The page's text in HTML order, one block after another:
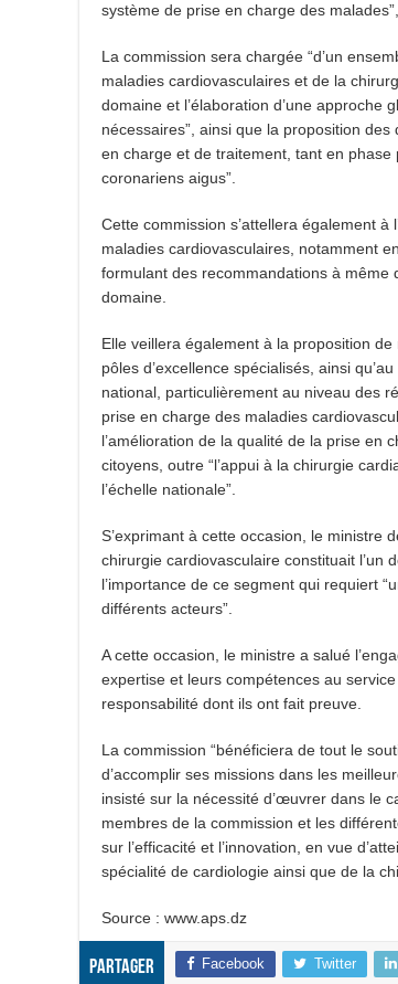
système de prise en charge des
La commission sera chargée “d’un
maladies cardiovasculaires et de la
domaine et l’élaboration d’une
nécessaires”, ainsi que la proposition
en charge et de traitement, tant en
coronariens aigus”.
Cette commission s’attellera également à
maladies cardiovasculaires, notamment
formulant des recommandations à
domaine.
Elle veillera également à la proposition
pôles d’excellence spécialisés, ainsi
national, particulièrement au niveau des
prise en charge des maladies
l’amélioration de la qualité de la prise en
citoyens, outre “l’appui à la chirurgie
l’échelle nationale”.
S’exprimant à cette occasion, le ministre
chirurgie cardiovasculaire constituait l’un
l’importance de ce segment qui requiert
différents acteurs”.
A cette occasion, le ministre a salué
expertise et leurs compétences au
responsabilité dont ils ont fait preuve.
La commission “bénéficiera de tout le
d’accomplir ses missions dans les
insisté sur la nécessité d’œuvrer dans le
membres de la commission et les
sur l’efficacité et l’innovation, en vue
spécialité de cardiologie ainsi que de la
Source : www.aps.dz
Partager Facebook Twitter